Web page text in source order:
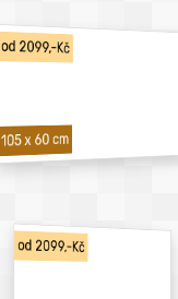
od 2099,-Kč
105 x 60 cm
od 2099,-Kč